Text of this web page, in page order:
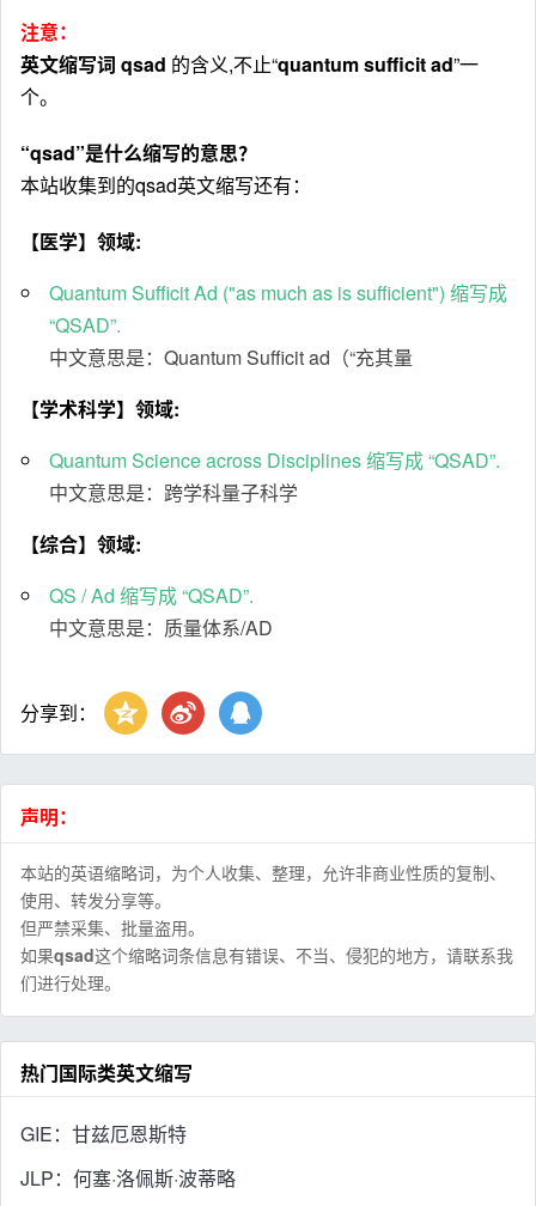
注意：
英文缩写词 qsad 的含义,不止“quantum sufficit ad”一
个。
“qsad”是什么缩写的意思？
本站收集到的qsad英文缩写还有：
【医学】领域:
Quantum Sufficit Ad ("as much as is sufficient") 缩写成
“QSAD”.
中文意思是：Quantum Sufficit ad（“充其量
【学术科学】领域:
Quantum Science across Disciplines 缩写成 “QSAD”.
中文意思是：跨学科量子科学
【综合】领域:
QS / Ad 缩写成 “QSAD”.
中文意思是：质量体系/AD
分享到：
声明：
本站的英语缩略词，为个人收集、整理，允许非商业性质的复制、
使用、转发分享等。
但严禁采集、批量盗用。
如果qsad这个缩略词条信息有错误、不当、侵犯的地方，请联系我
们进行处理。
热门国际类英文缩写
GIE：甘兹厄恩斯特
JLP：何塞·洛佩斯·波蒂略